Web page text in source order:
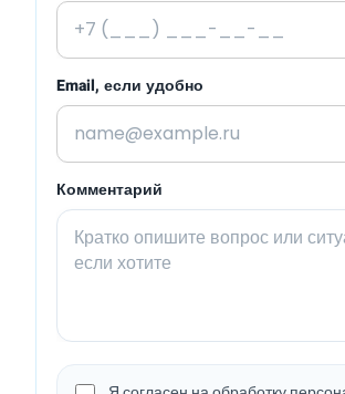
Email, если удобно
Комментарий